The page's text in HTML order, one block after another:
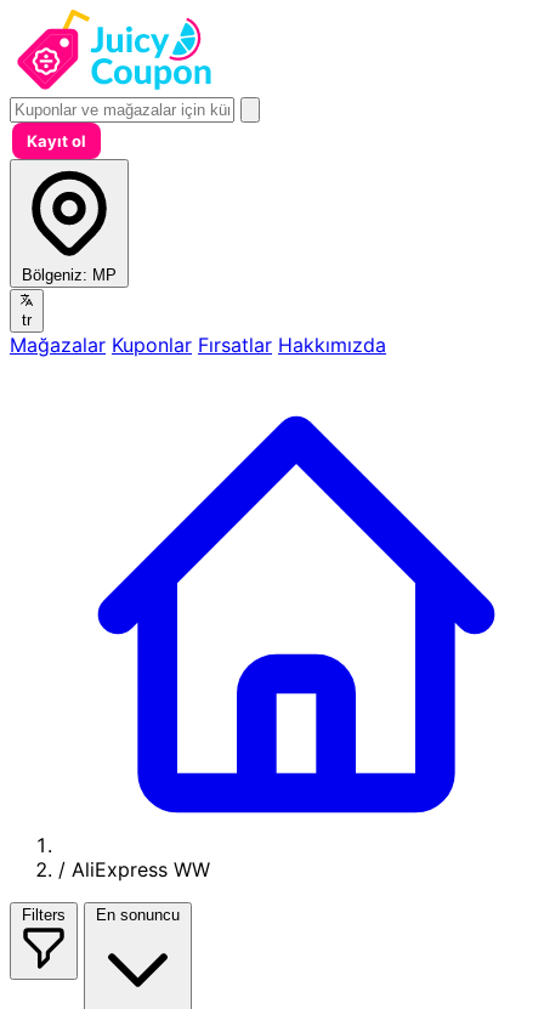
Kayıt ol
Bölgeniz: MP
tr
Mağazalar Kuponlar Fırsatlar Hakkımızda
/ AliExpress WW
Filters En sonuncu